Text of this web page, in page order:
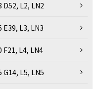
D52, L2, LN2
E39, L3, LN3
F21, L4, LN4
G14, L5, LN5